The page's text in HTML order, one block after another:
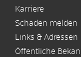
Karriere
Schaden melden
Links & Adressen
Öffentliche